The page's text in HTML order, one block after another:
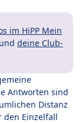
im HiPP Mein
und deine Club-
Antworten sind
Distanz
den Einzelfall